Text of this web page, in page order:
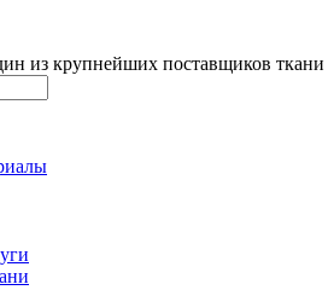
из крупнейших поставщиков ткани